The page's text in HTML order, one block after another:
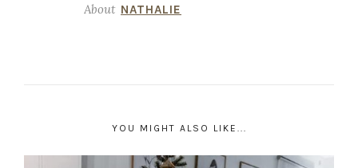
About NATHALIE
YOU MIGHT ALSO LIKE...